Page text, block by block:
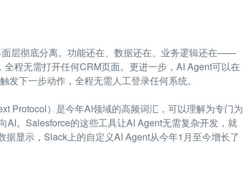
层彻底分离。功能还在、数据还在、业务逻辑还在——
程无需打开任何CRM页面。更进一步，AI Agent可以在
下一步动作，全程无需人工登录任何系统。
Protocol）是今年AI领域的高频词汇，可以理解为专门为
。Salesforce的这些工具让AI Agent无需复杂开发，就
显示，Slack上的自定义AI Agent从今年1月至今增长了